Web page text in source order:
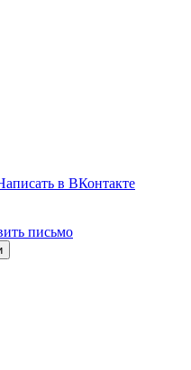
письмо